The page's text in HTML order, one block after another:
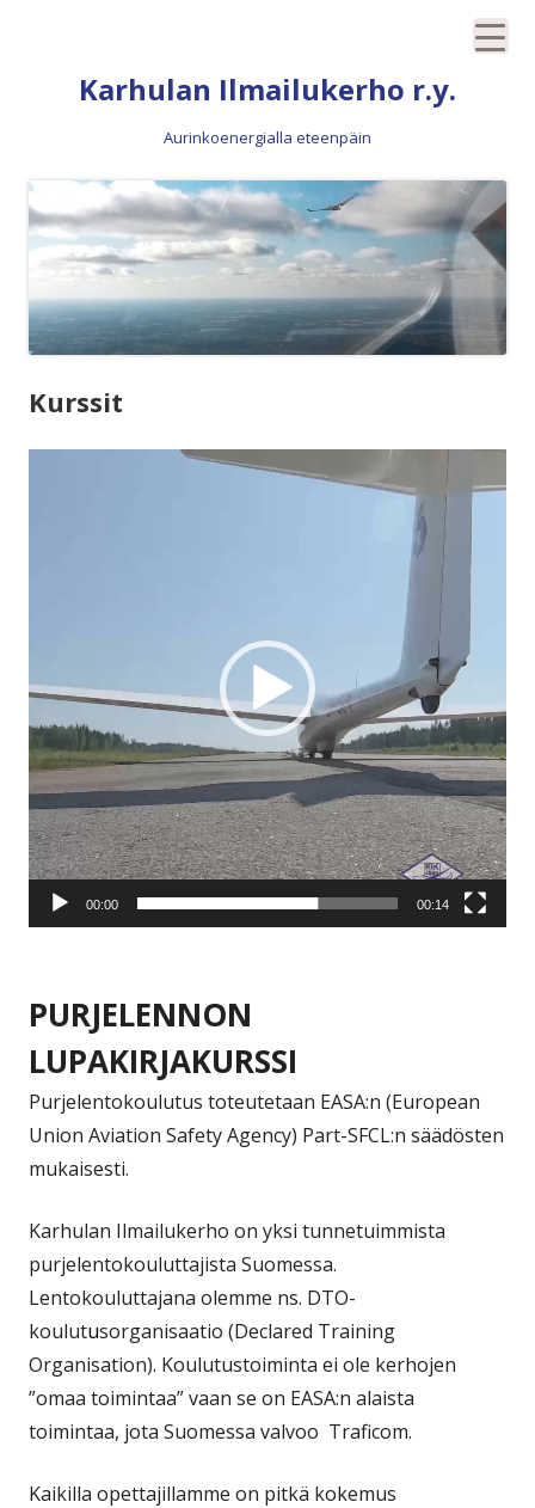
Karhulan Ilmailukerho r.y.
Aurinkoenergialla eteenpäin
Kurssit
00:00 00:14
PURJELENNON
LUPAKIRJAKURSSI
Purjelentokoulutus toteutetaan EASA:n (European
Union Aviation Safety Agency) Part-SFCL:n säädösten
mukaisesti.
Karhulan Ilmailukerho on yksi tunnetuimmista
purjelentokouluttajista Suomessa.
Lentokouluttajana olemme ns. DTO-
koulutusorganisaatio (Declared Training
Organisation). Koulutustoiminta ei ole kerhojen
”omaa toimintaa” vaan se on EASA:n alaista
toimintaa, jota Suomessa valvoo Traficom.
Kaikilla opettajillamme on pitkä kokemus